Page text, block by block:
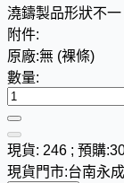
澆鑄製品形狀不一
附件:
原廠:無 (裸條)
數量:
現貨: 246 ; 預購
現貨門市:台南永